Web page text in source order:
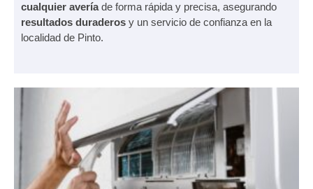
cualquier averíade forma rápida y precisa, asegurando
resultados duraderos y un servicio de confianza en la
localidad de Pinto.